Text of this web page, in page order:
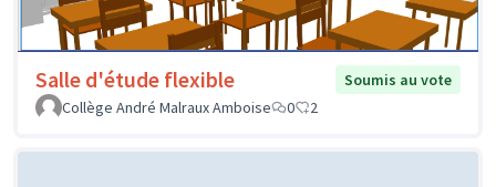
Salle d'étude flexible
Soumis au vote
Collège André Malraux Amboise
0 2